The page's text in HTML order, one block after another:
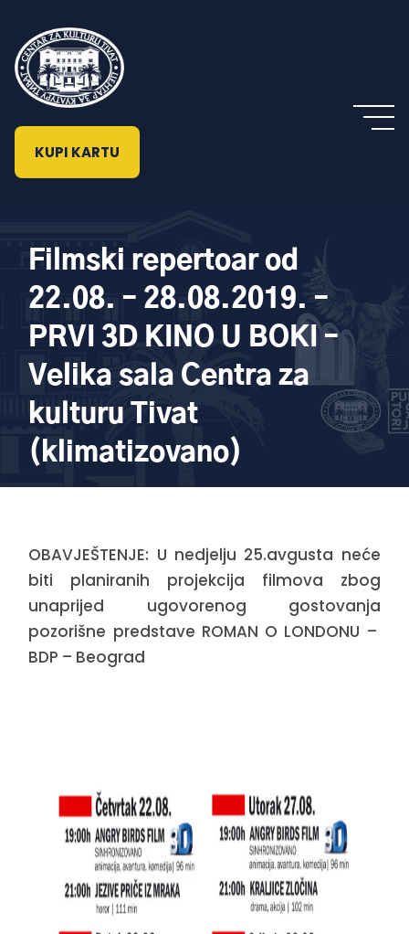
KUPI KARTU
Filmski repertoar od
22.08. – 28.08.2019. –
PRVI 3D KINO U BOKI –
Velika sala Centra za
kulturu Tivat
(klimatizovano)
OBAVJEŠTENJE: U nedjelju 25.avgusta neće
biti planiranih projekcija filmova zbog
unaprijed ugovorenog gostovanja
pozorišne predstave ROMAN O LONDONU –
BDP – Beograd